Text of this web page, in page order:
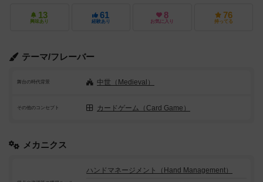
13
興味あり
61
経験あり
8
お気に入り
76
持ってる
テーマ/フレーバー
舞台の時代背景 中世（Medieval）
その他のコンセプト カードゲーム（Card Game）
メカニクス
ハンドマネージメント（Hand Management）